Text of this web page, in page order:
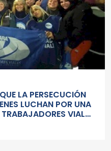
LA PERSECUCIÓN
LUCHAN POR UNA
VIALES